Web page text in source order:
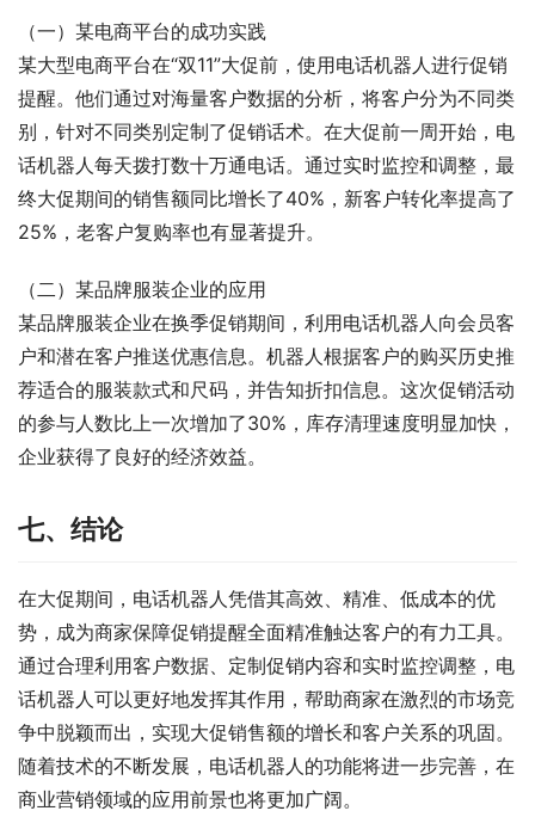
（一）某电商平台的成功实践
某大型电商平台在“双11”大促前，使用电话机器人进行促销
提醒。他们通过对海量客户数据的分析，将客户分为不同类
别，针对不同类别定制了促销话术。在大促前一周开始，电
话机器人每天拨打数十万通电话。通过实时监控和调整，最
终大促期间的销售额同比增长了40%，新客户转化率提高了
25%，老客户复购率也有显著提升。
（二）某品牌服装企业的应用
某品牌服装企业在换季促销期间，利用电话机器人向会员客
户和潜在客户推送优惠信息。机器人根据客户的购买历史推
荐适合的服装款式和尺码，并告知折扣信息。这次促销活动
的参与人数比上一次增加了30%，库存清理速度明显加快，
企业获得了良好的经济效益。
七、结论
在大促期间，电话机器人凭借其高效、精准、低成本的优
势，成为商家保障促销提醒全面精准触达客户的有力工具。
通过合理利用客户数据、定制促销内容和实时监控调整，电
话机器人可以更好地发挥其作用，帮助商家在激烈的市场竞
争中脱颖而出，实现大促销售额的增长和客户关系的巩固。
随着技术的不断发展，电话机器人的功能将进一步完善，在
商业营销领域的应用前景也将更加广阔。